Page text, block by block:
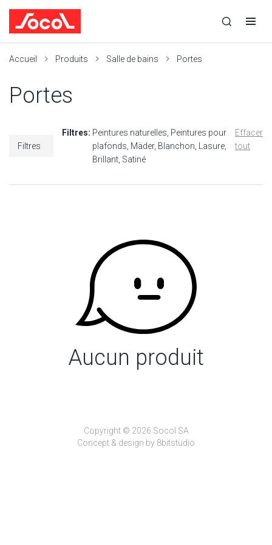
recherche
recherche
navigation
Accueil Produits Salle de bains Portes
Portes
Filtres
Filtres: Peintures naturelles Peintures pour
plafonds Mäder Blanchon
Lasure
Brillant Satiné
Effacer
tout
Aucun produit
Copyright © 2026 Socol SA
Concept & design by 8bitstudio